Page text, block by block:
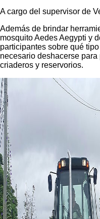
A cargo del supervisor de
Además de brindar
mosquito Aedes Aegypti y
participantes sobre qué
necesario deshacerse
criaderos y reservorios.